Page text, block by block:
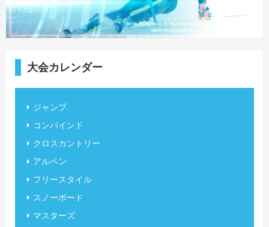
大会カレンダー
ジャンプ
コンバインド
クロスカントリー
アルペン
フリースタイル
スノーボード
マスターズ